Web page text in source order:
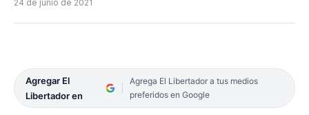
24 de junio de 2021
Agregar El
Libertador en
Agrega El Libertador a tus medios
preferidos en Google